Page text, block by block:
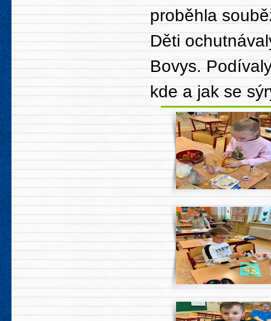
proběhla
Děti
Bovys.
kde a jak se